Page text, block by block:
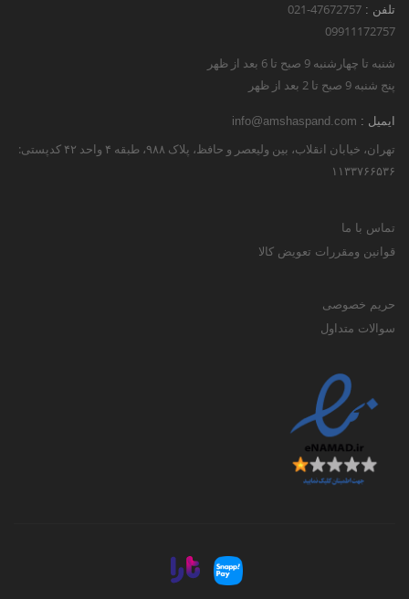
تلفن : 021-47672757
09911172757
شنبه تا چهارشنبه 9 صبح تا 6 بعد از ظهر
پنج شنبه 9 صبح تا 2 بعد از ظهر
ایمیل : info@amshaspand.com
تهران، خیابان انقلاب، بین ولیعصر و حافظ، پلاک ۹۸۸، طبقه ۴ واحد ۴۲ کدپستی:
۱۱۳۳۷۶۶۵۳۶
تماس با ما
قوانین ومقررات تعویض کالا
حریم خصوصی
سوالات متداول